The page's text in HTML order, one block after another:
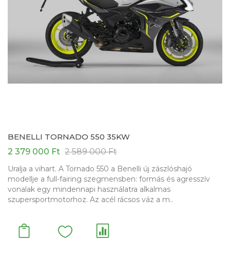
BENELLI TORNADO 550 35KW
2 379 000 Ft 2 589 000 Ft
Uralja a vihart. A Tornado 550 a Benelli új zászlóshajó
modellje a full-fairing szegmensben: formás és agresszív
vonalak egy mindennapi használatra alkalmas
szupersportmotorhoz. Az acél rácsos váz a m..